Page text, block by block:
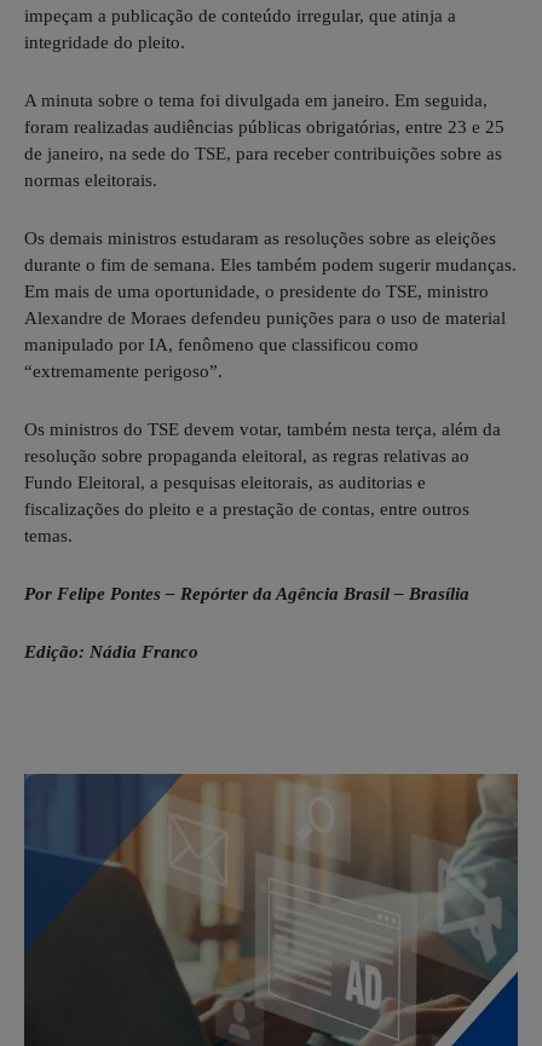
impeçam a publicação de conteúdo irregular, que atinja a
integridade do pleito.
A minuta sobre o tema foi divulgada em janeiro. Em seguida,
foram realizadas audiências públicas obrigatórias, entre 23 e 25
de janeiro, na sede do TSE, para receber contribuições sobre as
normas eleitorais.
Os demais ministros estudaram as resoluções sobre as eleições
durante o fim de semana. Eles também podem sugerir mudanças.
Em mais de uma oportunidade, o presidente do TSE, ministro
Alexandre de Moraes defendeu punições para o uso de material
manipulado por IA, fenômeno que classificou como
“extremamente perigoso”.
Os ministros do TSE devem votar, também nesta terça, além da
resolução sobre propaganda eleitoral, as regras relativas ao
Fundo Eleitoral, a pesquisas eleitorais, as auditorias e
fiscalizações do pleito e a prestação de contas, entre outros
temas.
Por Felipe Pontes – Repórter da Agência Brasil – Brasília
Edição: Nádia Franco